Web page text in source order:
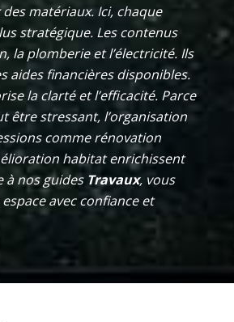
matériaux. Ici, chaque
stratégique. Les contenus
la plomberie et l’électricité. Ils
aides financières disponibles.
la clarté et l’efficacité. Parce
être stressant, l’organisation
comme rénovation
habitat enrichissent
à nos guides Travaux, vous
avec confiance et